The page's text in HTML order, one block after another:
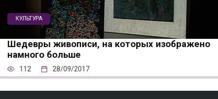
КУЛЬТУРА
Шедевры живописи, на которых изображено
намного больше
112 28/09/2017